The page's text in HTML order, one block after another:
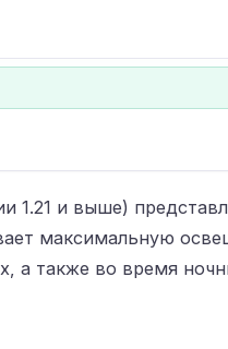
1.21 и выше)
максимальную
а также во время